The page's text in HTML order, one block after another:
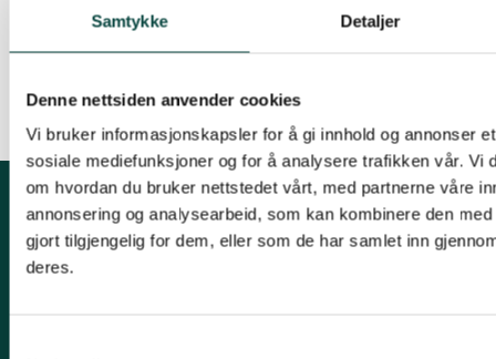
Samtykke Detaljer
Denne nettsiden anvender cookies
Vi bruker informasjonskapsler for å gi innhold og annonser
sosiale mediefunksjoner og for å analysere trafikken vår. Vi
om hvordan du bruker nettstedet vårt, med partnerne våre
annonsering og analysearbeid, som kan kombinere den
gjort tilgjengelig for dem, eller som de har samlet inn
deres.
Naturvernforbundet i Finnmark vil følge opp saka
videre.
Kontakt fylkeslaget
Fylkesleder Kjell M. Derås